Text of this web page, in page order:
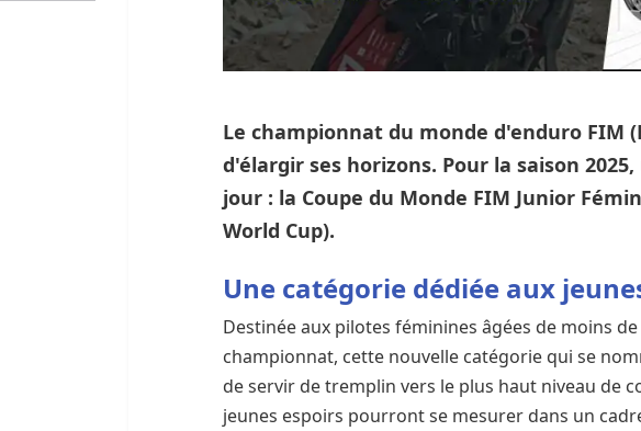
Le championnat du monde d'enduro FIM
d'élargir ses horizons. Pour la saison
jour : la Coupe du Monde FIM Junior
World Cup).
Une catégorie dédiée aux
Destinée aux pilotes féminines âgées de moins de
championnat, cette nouvelle catégorie qui se
de servir de tremplin vers le plus haut niveau de
jeunes espoirs pourront se mesurer dans un